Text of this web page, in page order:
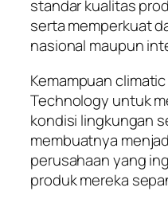
standar kualitas
serta memperkuat
nasional maupun
Kemampuan
Technology untuk
kondisi lingkungan
membuatnya
perusahaan yang
produk mereka